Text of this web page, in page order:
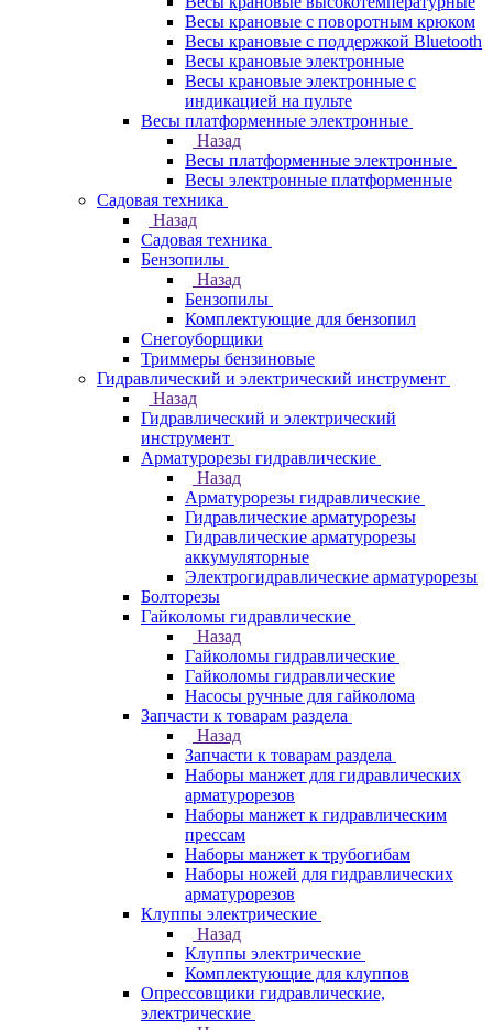
Весы крановые с поворотным крюком
Весы крановые с поддержкой Bluetooth
Весы крановые электронные
Весы крановые электронные с
индикацией на пульте
Весы платформенные электронные
Назад
Весы платформенные электронные
Весы электронные платформенные
Садовая техника
Назад
Садовая техника
Бензопилы
Назад
Бензопилы
Комплектующие для бензопил
Снегоуборщики
Триммеры бензиновые
Гидравлический и электрический инструмент
Назад
Гидравлический и электрический
инструмент
Арматурорезы гидравлические
Назад
Арматурорезы гидравлические
Гидравлические арматурорезы
Гидравлические арматурорезы
аккумуляторные
Электрогидравлические арматурорезы
Болторезы
Гайколомы гидравлические
Назад
Гайколомы гидравлические
Гайколомы гидравлические
Насосы ручные для гайколома
Запчасти к товарам раздела
Назад
Запчасти к товарам раздела
Наборы манжет для гидравлических
арматурорезов
Наборы манжет к гидравлическим
прессам
Наборы манжет к трубогибам
Наборы ножей для гидравлических
арматурорезов
Клуппы электрические
Назад
Клуппы электрические
Комплектующие для клуппов
Опрессовщики гидравлические,
электрические